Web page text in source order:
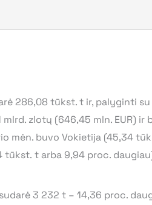
286,08 tūkst. t ir, palyginti
zlotų (646,45 mln. EUR) ir
mėn. buvo Vokietija (45,34
t arba 9,94 proc.
3 232 t – 14,36 proc.